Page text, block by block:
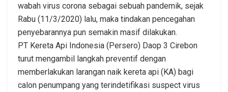
wabah virus corona sebagai sebuah pandemik, sejak
Rabu (11/3/2020) lalu, maka tindakan pencegahan
penyebarannya pun semakin masif dilakukan.
PT Kereta Api Indonesia (Persero) Daop 3 Cirebon
turut mengambil langkah preventif dengan
memberlakukan larangan naik kereta api (KA) bagi
calon penumpang yang terindetifikasi suspect virus